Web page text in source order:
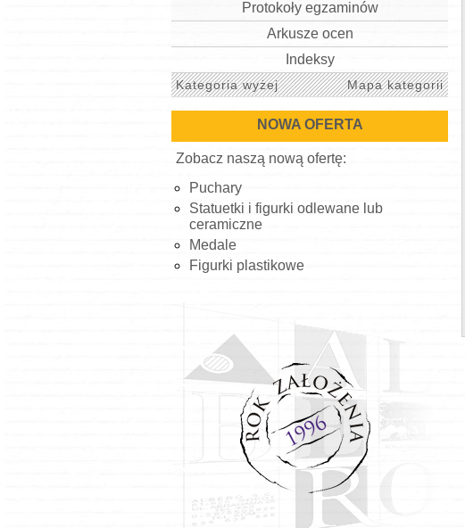
Protokoły egzaminów
Arkusze ocen
Indeksy
Kategoria wyżej Mapa kategorii
NOWA OFERTA
Zobacz naszą nową ofertę:
Puchary
Statuetki i figurki odlewane lub
ceramiczne
Medale
Figurki plastikowe